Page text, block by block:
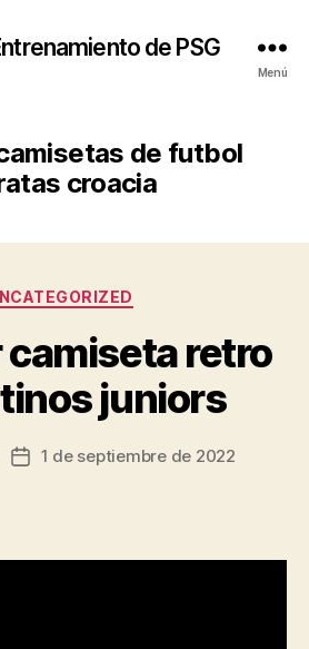
de PSG
Menú
de futbol
croacia
Categorías
retro
juniors
Fecha1 de septiembre de 2022